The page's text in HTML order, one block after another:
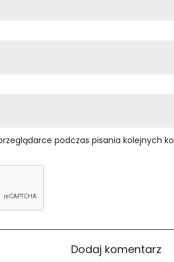
podczas pisania kolejnych